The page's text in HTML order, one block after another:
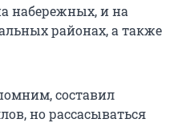
набережных, и на
районах, а также
составил
но рассасываться